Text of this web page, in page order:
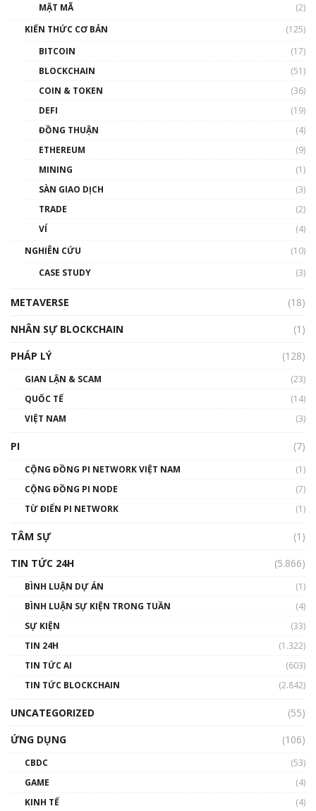
MẬT MÃ
(2)
KIẾN THỨC CƠ BẢN
(125)
BITCOIN
(17)
BLOCKCHAIN
(51)
COIN & TOKEN
(36)
DEFI
(19)
ĐỒNG THUẬN
(4)
ETHEREUM
(9)
MINING
(1)
SÀN GIAO DỊCH
(3)
TRADE
(2)
VÍ
(4)
NGHIÊN CỨU
(10)
CASE STUDY
(3)
METAVERSE
(18)
NHÂN SỰ BLOCKCHAIN
(1)
PHÁP LÝ
(128)
GIAN LẬN & SCAM
(23)
QUỐC TẾ
(14)
VIỆT NAM
(3)
PI (7)
CỘNG ĐỒNG PI NETWORK VIỆT NAM
(1)
CỘNG ĐỒNG PI NODE
(7)
TỪ ĐIỂN PI NETWORK
(1)
TÂM SỰ
(1)
TIN TỨC 24H
(5.866)
BÌNH LUẬN DỰ ÁN
(1)
BÌNH LUẬN SỰ KIỆN TRONG TUẦN
(4)
SỰ KIỆN
(33)
TIN 24H
(1.322)
TIN TỨC AI
(603)
TIN TỨC BLOCKCHAIN
(2.842)
UNCATEGORIZED
(55)
ỨNG DỤNG
(106)
CBDC
(53)
GAME
(4)
KINH TẾ
(4)